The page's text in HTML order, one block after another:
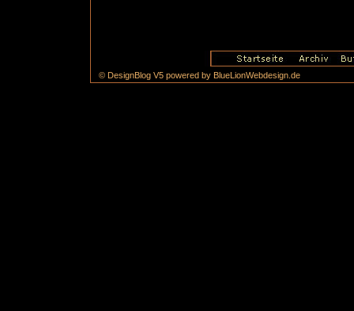
© DesignBlog V5 powered by BlueLionWebdesign.de